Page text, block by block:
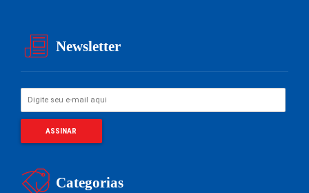
Newsletter
Categorias